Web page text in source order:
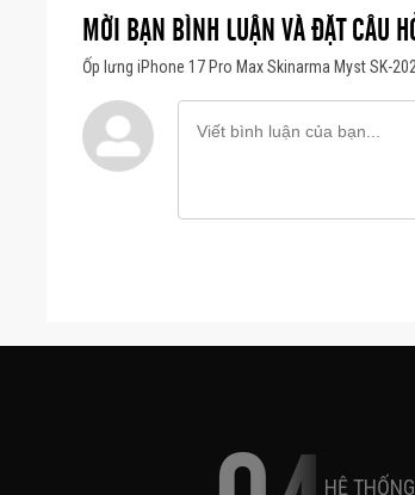
MỜI BẠN BÌNH LUẬN VÀ ĐẶT CÂU
Ốp lưng iPhone 17 Pro Max Skinarma Myst SK-
HỆ THỐNG